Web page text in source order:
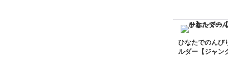
ひなたでのんび
ルダー【ジャン